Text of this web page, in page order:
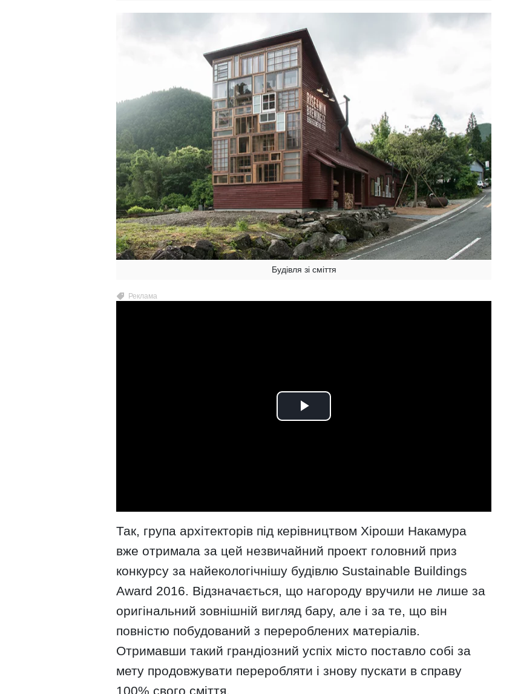
Будівля зі сміття
Так, група архітекторів під керівництвом Хіроши Накамура
вже отримала за цей незвичайний проект головний приз
конкурсу за найекологічнішу будівлю Sustainable Buildings
Award 2016. Відзначається, що нагороду вручили не лише за
оригінальний зовнішній вигляд бару, але і за те, що він
повністю побудований з перероблених матеріалів.
Отримавши такий грандіозний успіх місто поставло собі за
мету продовжувати переробляти і знову пускати в справу
100% свого сміття.